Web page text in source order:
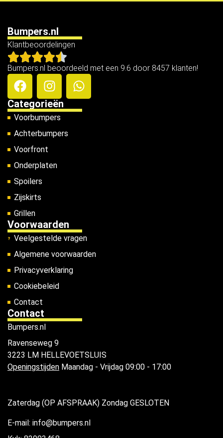
Bumpers.nl
Klantbeoordelingen
Bumpers.nl beoordeeld met een 9.6 door 8457 klanten!
Categorieën
Voorbumpers
Achterbumpers
Voorfront
Onderplaten
Spoilers
Zijskirts
Grillen
Voorwaarden
Veelgestelde vragen
Algemene voorwaarden
Privacyverklaring
Cookiebeleid
Contact
Contact
Bumpers.nl
Ravenseweg 9
3223 LM HELLEVOETSLUIS
Openingstijden Maandag - Vrijdag 09:00 - 17:00
Zaterdag (OP AFSPRAAK) Zondag GESLOTEN
E-mail: info@bumpers.nl